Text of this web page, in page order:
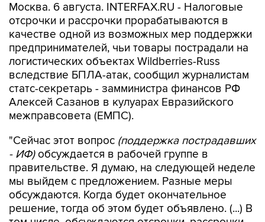
Москва. 6 августа. INTERFAX.RU - Налоговые
отсрочки и рассрочки прорабатываются в
качестве одной из возможных мер поддержки
предпринимателей, чьи товары пострадали на
логистических объектах Wildberries-Russ
вследствие БПЛА-атак, сообщил журналистам
статс-секретарь - замминистра финансов РФ
Алексей Сазанов в кулуарах Евразийского
межправсовета (ЕМПС).
"Сейчас этот вопрос (поддержка пострадавших
- ИФ)обсуждается в рабочей группе в
правительстве. Я думаю, на следующей неделе
мы выйдем с предложением. Разные меры
обсуждаются. Когда будет окончательное
решение, тогда об этом будет объявлено. (...) В